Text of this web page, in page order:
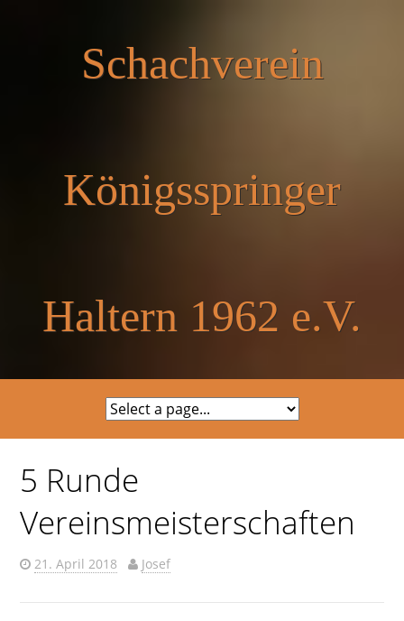
Schachverein
Königsspringer
Haltern 1962 e.V.
5 Runde
Vereinsmeisterschaften
21. April 2018 Josef